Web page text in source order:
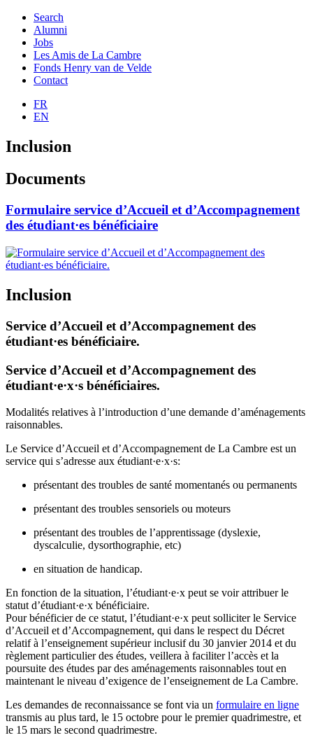
Search
Alumni
Jobs
Les Amis de La Cambre
Fonds Henry van de Velde
Contact
FR
EN
Inclusion
Documents
Formulaire service d’Accueil et d’Accompagnement
des étudiant·es bénéficiaire
Inclusion
Service d’Accueil et d’Accompagnement des
étudiant·es bénéficiaire.
Service d’Accueil et d’Accompagnement des
étudiant·e·x·s bénéficiaires.
Modalités relatives à l’introduction d’une demande d’aménagements
raisonnables.
Le Service d’Accueil et d’Accompagnement de La Cambre est un
service qui s’adresse aux étudiant·e·x·s:
présentant des troubles de santé momentanés ou permanents
présentant des troubles sensoriels ou moteurs
présentant des troubles de l’apprentissage (dyslexie,
dyscalculie, dysorthographie, etc)
en situation de handicap.
En fonction de la situation, l’étudiant·e·x peut se voir attribuer le
statut d’étudiant·e·x bénéficiaire.
Pour bénéficier de ce statut, l’étudiant·e·x peut solliciter le Service
d’Accueil et d’Accompagnement, qui dans le respect du Décret
relatif à l’enseignement supérieur inclusif du 30 janvier 2014 et du
règlement particulier des études, veillera à faciliter l’accès et la
poursuite des études par des aménagements raisonnables tout en
maintenant le niveau d’exigence de l’enseignement de La Cambre.
Les demandes de reconnaissance se font via un formulaire en ligne
transmis au plus tard, le 15 octobre pour le premier quadrimestre, et
le 15 mars le second quadrimestre.